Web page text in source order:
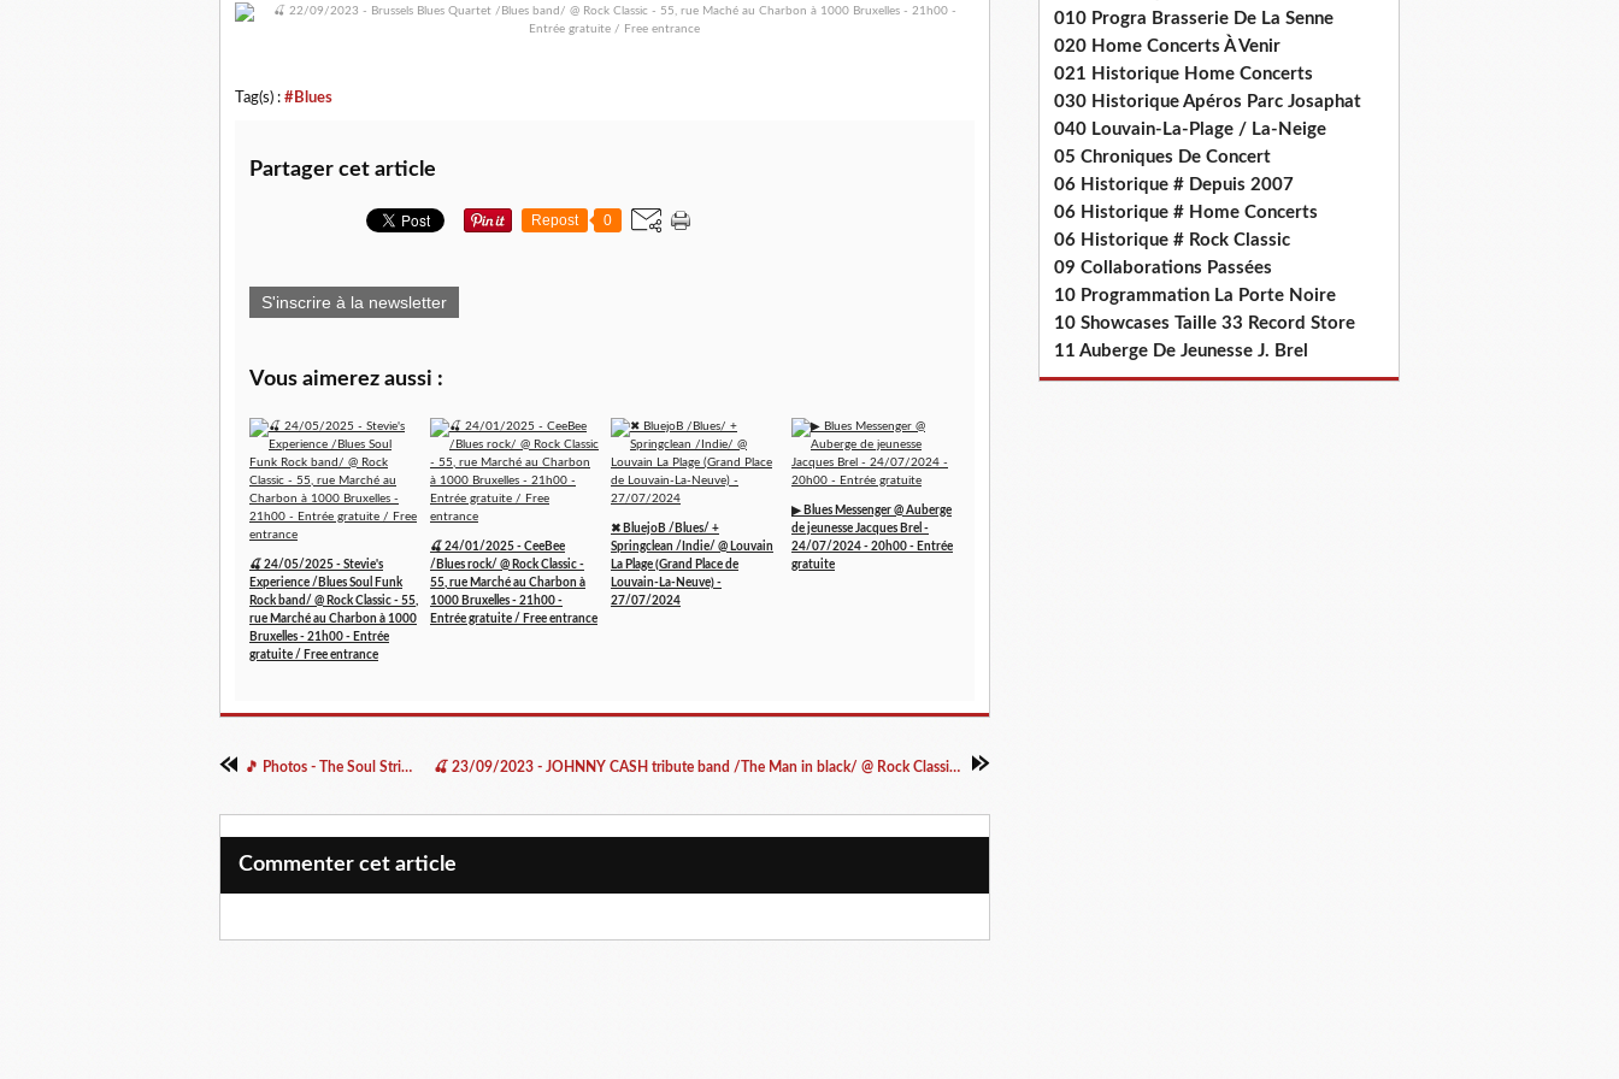
Tag(s) : #Blues
Partager cet article
Repost 0
S'inscrire à la newsletter
Vous aimerez aussi :
🍒 24/05/2025 - Stevie's
Experience /Blues Soul Funk
Rock band/ @ Rock Classic - 55,
rue Marché au Charbon à 1000
Bruxelles - 21h00 - Entrée
gratuite / Free entrance
🍒 24/01/2025 - CeeBee
/Blues rock/ @ Rock Classic -
55, rue Marché au Charbon à
1000 Bruxelles - 21h00 -
Entrée gratuite / Free entrance
✖ BluejoB /Blues/ +
Springclean /Indie/ @ Louvain
La Plage (Grand Place de
Louvain-La-Neuve) -
27/07/2024
▶ Blues Messenger @ Auberge
de jeunesse Jacques Brel -
24/07/2024 - 20h00 - Entrée
gratuite
🎵 Photos - The Soul Strings @ Rock Classic - 16/09/2023 🍒 23/09/2023 - JOHNNY CASH tribute band /The Man in black/ @ Rock Classic - 55, rue Maché au Charbon à 1000 Bruxelles - 21h00 - Entrée gratuite / Free entrance
Commenter cet article
010 Progra Brasserie De La Senne
020 Home Concerts À Venir
021 Historique Home Concerts
030 Historique Apéros Parc Josaphat
040 Louvain-La-Plage / La-Neige
05 Chroniques De Concert
06 Historique # Depuis 2007
06 Historique # Home Concerts
06 Historique # Rock Classic
09 Collaborations Passées
10 Programmation La Porte Noire
10 Showcases Taille 33 Record Store
11 Auberge De Jeunesse J. Brel